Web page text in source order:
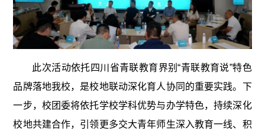
此次活动依托四川省青联教育界别“青联教育说”特色
品牌落地我校，是校地联动深化育人协同的重要实践。下
一步，校团委将依托学校学科优势与办学特色，持续深化
校地共建合作，引领更多交大青年师生深入教育一线、积